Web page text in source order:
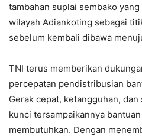
tambahan suplai sembako
wilayah Adiankoting sebagai
sebelum kembali dibawa
TNI terus memberikan
percepatan pendistribusian
Gerak cepat, ketangguhan,
kunci tersampaikannya
membutuhkan. Dengan